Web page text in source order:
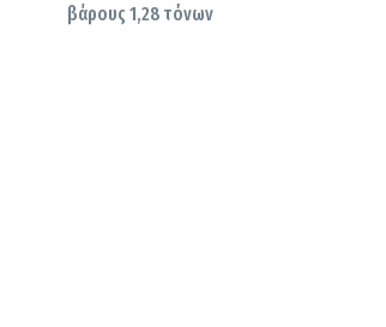
βάρους 1,28 τόνων